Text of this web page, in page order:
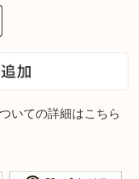
いての詳細はこちら